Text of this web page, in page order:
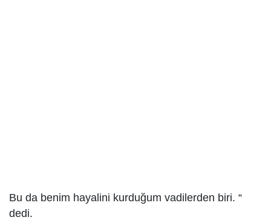
Bu da benim hayalini kurduğum vadilerden biri. “
dedi.